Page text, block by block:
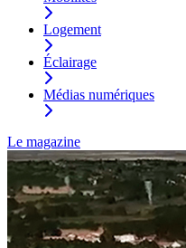
Logement
Éclairage
Médias numériques
Le magazine